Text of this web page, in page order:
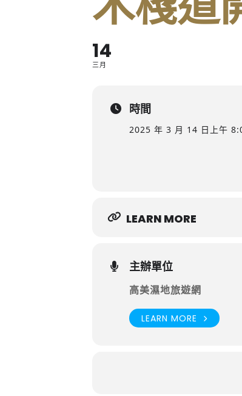
14
三月
時間
2025 年 3 月 14 日 上午
LEARN MORE
主辦單位
高美濕地旅遊網
LEARN MORE